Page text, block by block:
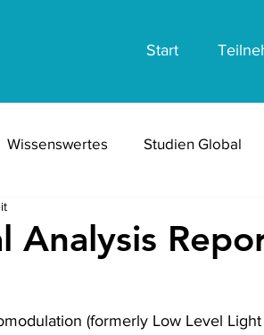
Start
Wissenswertes Studien Global
Analysis